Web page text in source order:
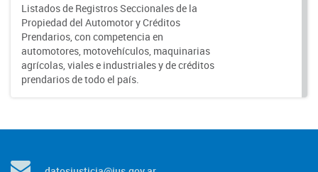
Listados de Registros Seccionales de la
Propiedad del Automotor y Créditos
Prendarios, con competencia en
automotores, motovehículos, maquinarias
agrícolas, viales e industriales y de créditos
prendarios de todo el país.